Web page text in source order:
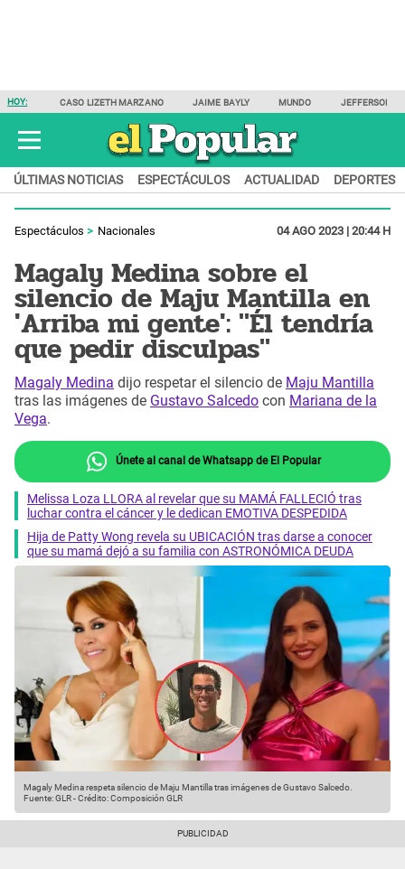
HOY: CASO LIZETH MARZANO JAIME BAYLY MUNDO JEFFERSON
ÚLTIMAS NOTICIAS ESPECTÁCULOS ACTUALIDAD DEPORTES
Espectáculos Nacionales 04 AGO 2023 | 20:44 H
Magaly Medina sobre el
silencio de Maju Mantilla en
'Arriba mi gente': "Él tendría
que pedir disculpas"
Magaly Medina dijo respetar el silencio de Maju Mantilla
tras las imágenes de Gustavo Salcedo con Mariana de la
Vega.
Únete al canal de Whatsapp de El Popular
Melissa Loza LLORA al revelar que su MAMÁ FALLECIÓ tras
luchar contra el cáncer y le dedican EMOTIVA DESPEDIDA
Hija de Patty Wong revela su UBICACIÓN tras darse a conocer
que su mamá dejó a su familia con ASTRONÓMICA DEUDA
Magaly Medina respeta silencio de Maju Mantilla tras imágenes de Gustavo Salcedo.
Fuente: GLR-Crédito: Composición GLR